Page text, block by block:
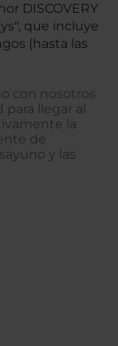
DISCOVERY
que incluye
(hasta las
con nosotros
llegar al
la
de
y las